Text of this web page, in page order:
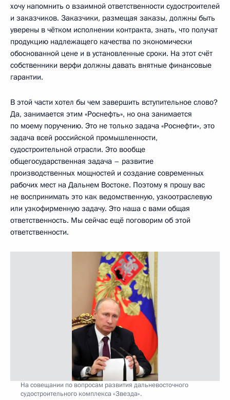
хочу напомнить о взаимной ответственности судостроителей
и заказчиков. Заказчики, размещая заказы, должны быть
уверены в чётком исполнении контракта, знать, что получат
продукцию надлежащего качества по экономически
обоснованной цене и в установленные сроки. На этот счёт
собственники верфи должны давать внятные финансовые
гарантии.
В этой части хотел бы чем завершить вступительное слово?
Да, занимается этим «Роснефть», но она занимается
по моему поручению. Это не только задача «Роснефти», это
задача всей российской промышленности,
судостроительной отрасли. Это вообще
общегосударственная задача – развитие
производственных мощностей и создание современных
рабочих мест на Дальнем Востоке. Поэтому я прошу вас
не воспринимать это как ведомственную, узкоотраслевую
или узкофирменную задачу. Это наша с вами общая
ответственность. Мы сейчас ещё поговорим об этой
ответственности.
На совещании по вопросам развития дальневосточного
судостроительного комплекса «Звезда».